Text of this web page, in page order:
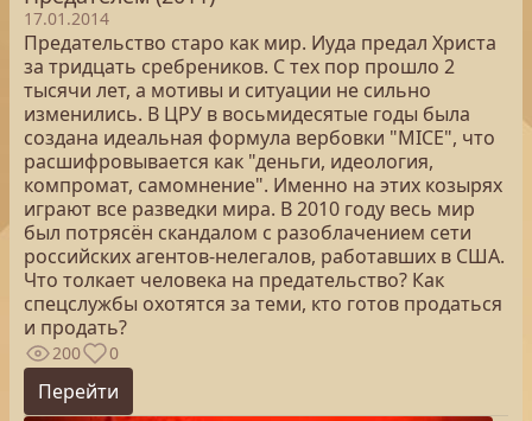
17.01.2014
Предательство старо как мир. Иуда предал Христа
за тридцать сребреников. С тех пор прошло 2
тысячи лет, а мотивы и ситуации не сильно
изменились. В ЦРУ в восьмидесятые годы была
создана идеальная формула вербовки "МICE", что
расшифровывается как "деньги, идеология,
компромат, самомнение". Именно на этих козырях
играют все разведки мира. В 2010 году весь мир
был потрясён скандалом с разоблачением сети
российских агентов-нелегалов, работавших в США.
Что толкает человека на предательство? Как
спецслужбы охотятся за теми, кто готов продаться
и продать?
200 0
Перейти